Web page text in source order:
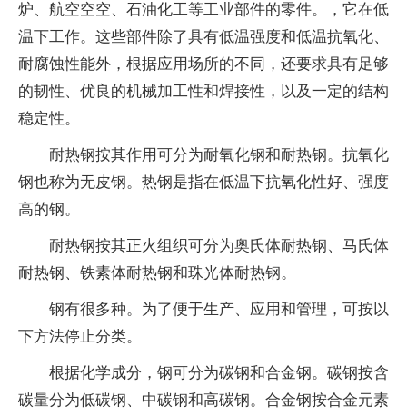
炉、航空空空、石油化工等工业部件的零件。，它在低
温下工作。这些部件除了具有低温强度和低温抗氧化、
耐腐蚀性能外，根据应用场所的不同，还要求具有足够
的韧性、优良的机械加工性和焊接性，以及一定的结构
稳定性。
耐热钢按其作用可分为耐氧化钢和耐热钢。抗氧化
钢也称为无皮钢。热钢是指在低温下抗氧化性好、强度
高的钢。
耐热钢按其正火组织可分为奥氏体耐热钢、马氏体
耐热钢、铁素体耐热钢和珠光体耐热钢。
钢有很多种。为了便于生产、应用和管理，可按以
下方法停止分类。
根据化学成分，钢可分为碳钢和合金钢。碳钢按含
碳量分为低碳钢、中碳钢和高碳钢。合金钢按合金元素